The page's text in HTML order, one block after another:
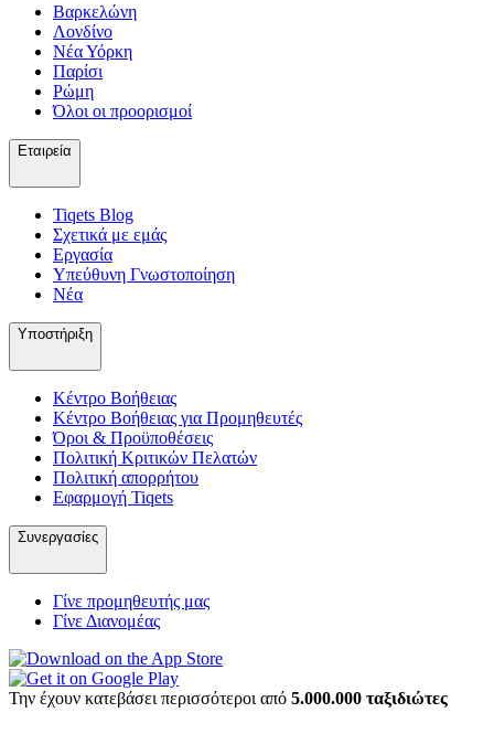
Βαρκελώνη
Λονδίνο
Νέα Υόρκη
Παρίσι
Ρώμη
Όλοι οι προορισμοί
Εταιρεία
Tiqets Βlog
Σχετικά με εμάς
Εργασία
Υπεύθυνη Γνωστοποίηση
Νέα
Υποστήριξη
Κέντρο Βοήθειας
Κέντρο Βοήθειας για Προμηθευτές
Όροι & Προϋποθέσεις
Πολιτική Κριτικών Πελατών
Πολιτική απορρήτου
Εφαρμογή Tiqets
Συνεργασίες
Γίνε προμηθευτής μας
Γίνε Διανομέας
Την έχουν κατεβάσει περισσότεροι από 5.000.000 ταξιδιώτες